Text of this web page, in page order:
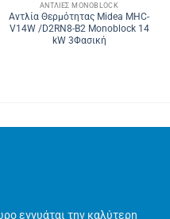
ΑΝΤΛΊΕΣ MONOBLOCK
Αντλία Θερμότητας Midea MHC-
V14W /D2RN8-B2 Monoblock 14
kW 3Φασική
εγγυάται την καλύτερη